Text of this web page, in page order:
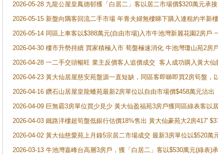
2026-05-28 九龍公屋皇鳳德邨獲「白居二」客以居二市場價$320萬元承接
2026-05-15 新盤向隅客回流二手市場 年青夫婦無樓睇下購入連租約半新
2026-05-14 同區上車客以$388萬元(自由市場)入市牛池灣新麗花園2房戶
2026-04-30 樓市升勢持續 買家積極入市 荀盤極速消化 牛池灣瓊山苑2房
2026-04-28 一二手交頭暢旺 業主反價客人追價成交 客人成功購入黃大
2026-04-23 黃大仙居屋慈安苑盤源一直短缺，同區客即睇即買2房筍盤，
2026-04-16 鑽石山居屋皇龍蟠苑最新2房單位以自由市場價$458萬元沽出
2026-04-09 巨無霸3房單位買少見少 黃大仙盈福苑3房戶獲同區綠表客以
2026-04-03 鐵路洋樓超筍盤低銀行估價18%售出 黃大仙豪苑大2房417'
2026-04-02 黃大仙慈愛苑上月錄5宗居二市場成交 最新3房單位以$520萬
2026-03-13 牛池灣嘉峰台高層3房戶，獲「白居二」客以$530萬元(綠表)